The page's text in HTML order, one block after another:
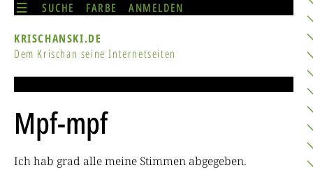
SUCHE FARBE ANMELDEN
KRISCHANSKI.DE
Dem Krischan seine Internetseiten
Mpf-mpf
Ich hab grad alle meine Stimmen abgegeben.